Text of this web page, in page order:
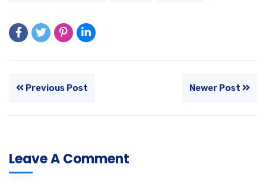
Previous Post Newer Post
Leave A Comment